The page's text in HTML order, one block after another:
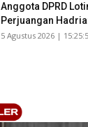
Anggota DPRD
Perjuangan
​5 Agustus 2026 |